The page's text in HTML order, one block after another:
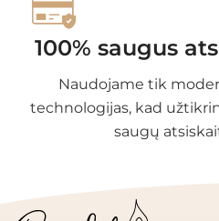
100% saugus
Naudojame tik
technologijas, kad
saugų